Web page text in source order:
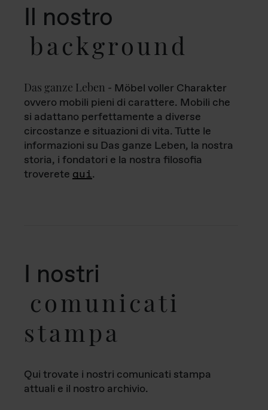
Il nostro
background
Das ganze Leben - Möbel voller Charakter
ovvero mobili pieni di carattere. Mobili che
si adattano perfettamente a diverse
circostanze e situazioni di vita. Tutte le
informazioni su Das ganze Leben, la nostra
storia, i fondatori e la nostra filosofia
troverete qui.
I nostri
comunicati
stampa
Qui trovate i nostri comunicati stampa
attuali e il nostro archivio.